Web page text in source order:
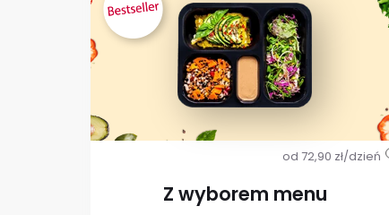
od 72,90 zł/dzień
Z wyborem menu